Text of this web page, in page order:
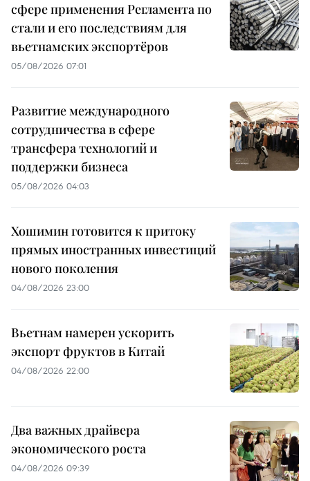
сфере применения Регламента по
стали и его последствиям для
вьетнамских экспортёров
05/08/2026 07:01
Развитие международного
сотрудничества в сфере
трансфера технологий и
поддержки бизнеса
05/08/2026 04:03
Хошимин готовится к притоку
прямых иностранных инвестиций
нового поколения
04/08/2026 23:00
Вьетнам намерен ускорить
экспорт фруктов в Китай
04/08/2026 22:00
Два важных драйвера
экономического роста
04/08/2026 09:39